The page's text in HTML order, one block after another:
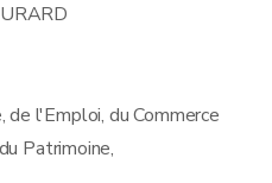
l'Emploi, du Commerce
Patrimoine,